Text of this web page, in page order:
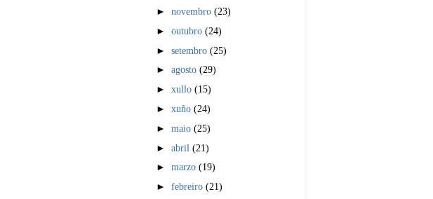
►novembro(23)
►outubro(24)
►setembro(25)
►agosto(29)
►xullo(15)
►xuño(24)
►maio(25)
►abril(21)
►marzo(19)
►febreiro(21)